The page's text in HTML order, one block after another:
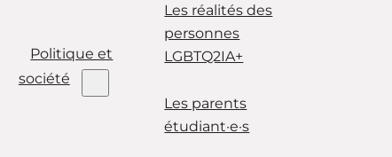
Politique et
société
Les réalités des
personnes
LGBTQ2IA+
Les parents
étudiant·e·s